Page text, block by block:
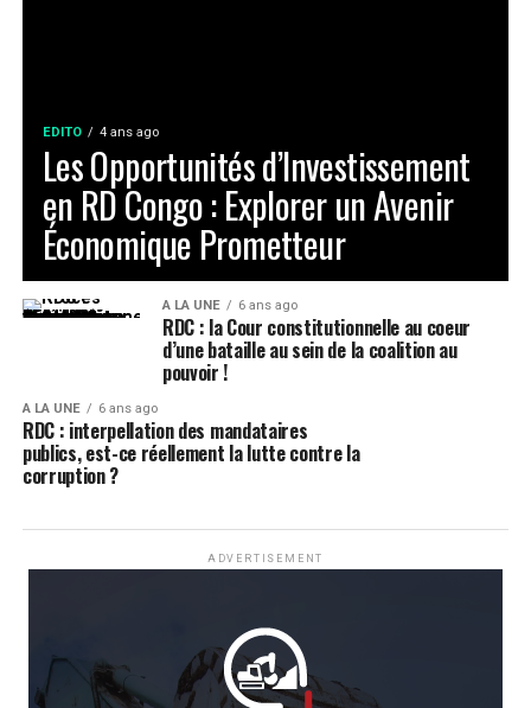
EDITO 4 ans ago
Les Opportunités d’Investissement
en RD Congo : Explorer un Avenir
Économique Prometteur
A LA UNE 6 ans ago
RDC : la Cour constitutionnelle au coeur
d’une bataille au sein de la coalition au
pouvoir !
A LA UNE 6 ans ago
RDC : interpellation des mandataires
publics, est-ce réellement la lutte contre la
corruption ?
ADVERTISEMENT